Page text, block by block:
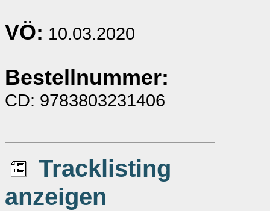
VÖ: 10.03.2020
Bestellnummer:
CD: 9783803231406
Tracklisting
anzeigen